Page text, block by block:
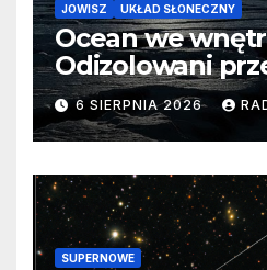
JOWISZ UKŁAD SŁONECZNY
Ocean we
Odizolowani
barierę
6 SIERPNIA 2026
SUPERNOWE